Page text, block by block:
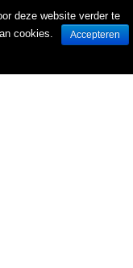
en winkels
deze website verder te
cookies.
Accepteren